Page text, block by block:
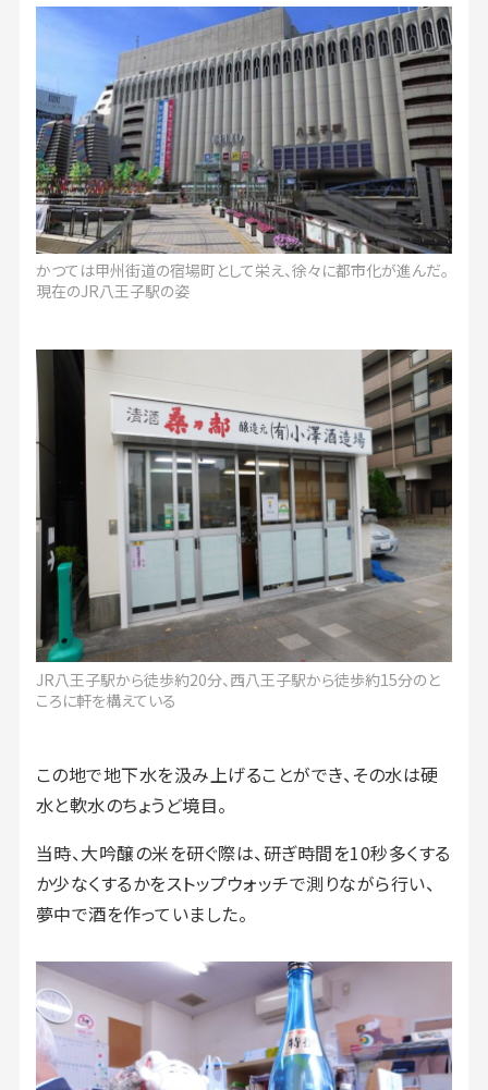
かつては甲州街道の宿場町として栄え、徐々に都市化が進んだ。
現在のJR八王子駅の姿
JR八王子駅から徒歩約20分、西八王子駅から徒歩約15分のと
ころに軒を構えている
この地で地下水を汲み上げることができ、その水は硬
水と軟水のちょうど境目。
当時、大吟醸の米を研ぐ際は、研ぎ時間を10秒多くする
か少なくするかをストップウォッチで測りながら行い、
夢中で酒を作っていました。